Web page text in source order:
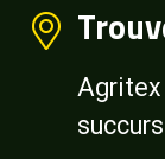
Agritex